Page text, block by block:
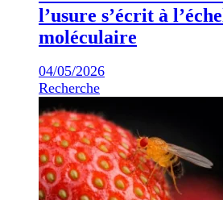
l’usure s’écrit à
moléculaire
04/05/2026
Recherche